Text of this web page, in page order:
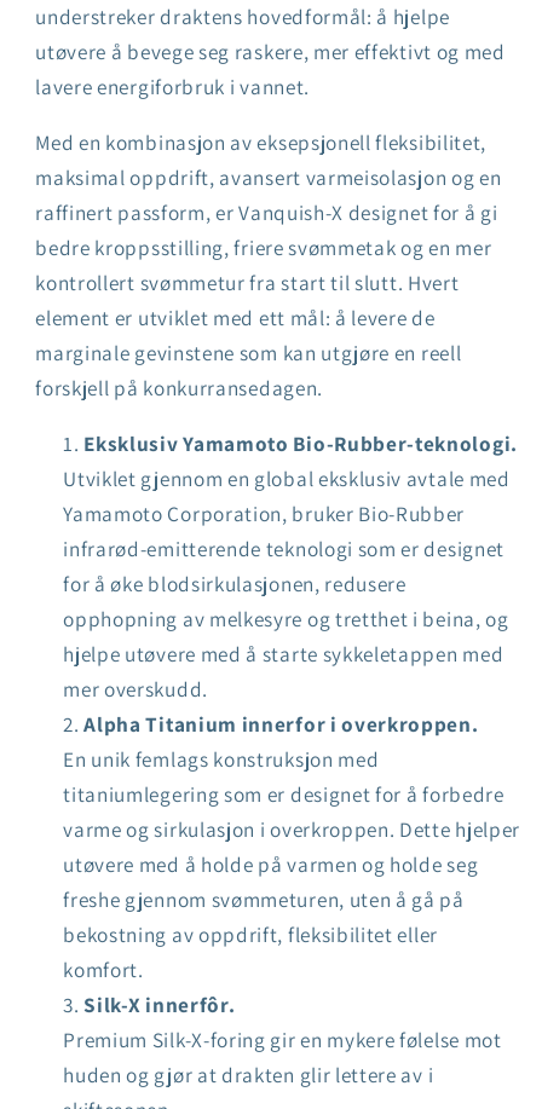
understreker draktens hovedformål: å hjelpe
utøvere å bevege seg raskere, mer effektivt og med
lavere energiforbruk i vannet.
Med en kombinasjon av eksepsjonell fleksibilitet,
maksimal oppdrift, avansert varmeisolasjon og en
raffinert passform, er Vanquish-X designet for å gi
bedre kroppsstilling, friere svømmetak og en mer
kontrollert svømmetur fra start til slutt. Hvert
element er utviklet med ett mål: å levere de
marginale gevinstene som kan utgjøre en reell
forskjell på konkurransedagen.
Eksklusiv Yamamoto Bio-Rubber-teknologi.
Utviklet gjennom en global eksklusiv avtale med
Yamamoto Corporation, bruker Bio-Rubber
infrarød-emitterende teknologi som er designet
for å øke blodsirkulasjonen, redusere
opphopning av melkesyre og tretthet i beina, og
hjelpe utøvere med å starte sykkeletappen med
mer overskudd.
Alpha Titanium innerfor i overkroppen.
En unik femlags konstruksjon med
titaniumlegering som er designet for å forbedre
varme og sirkulasjon i overkroppen. Dette hjelper
utøvere med å holde på varmen og holde seg
freshe gjennom svømmeturen, uten å gå på
bekostning av oppdrift, fleksibilitet eller
komfort.
Silk-X innerfôr.
Premium Silk-X-foring gir en mykere følelse mot
huden og gjør at drakten glir lettere av i